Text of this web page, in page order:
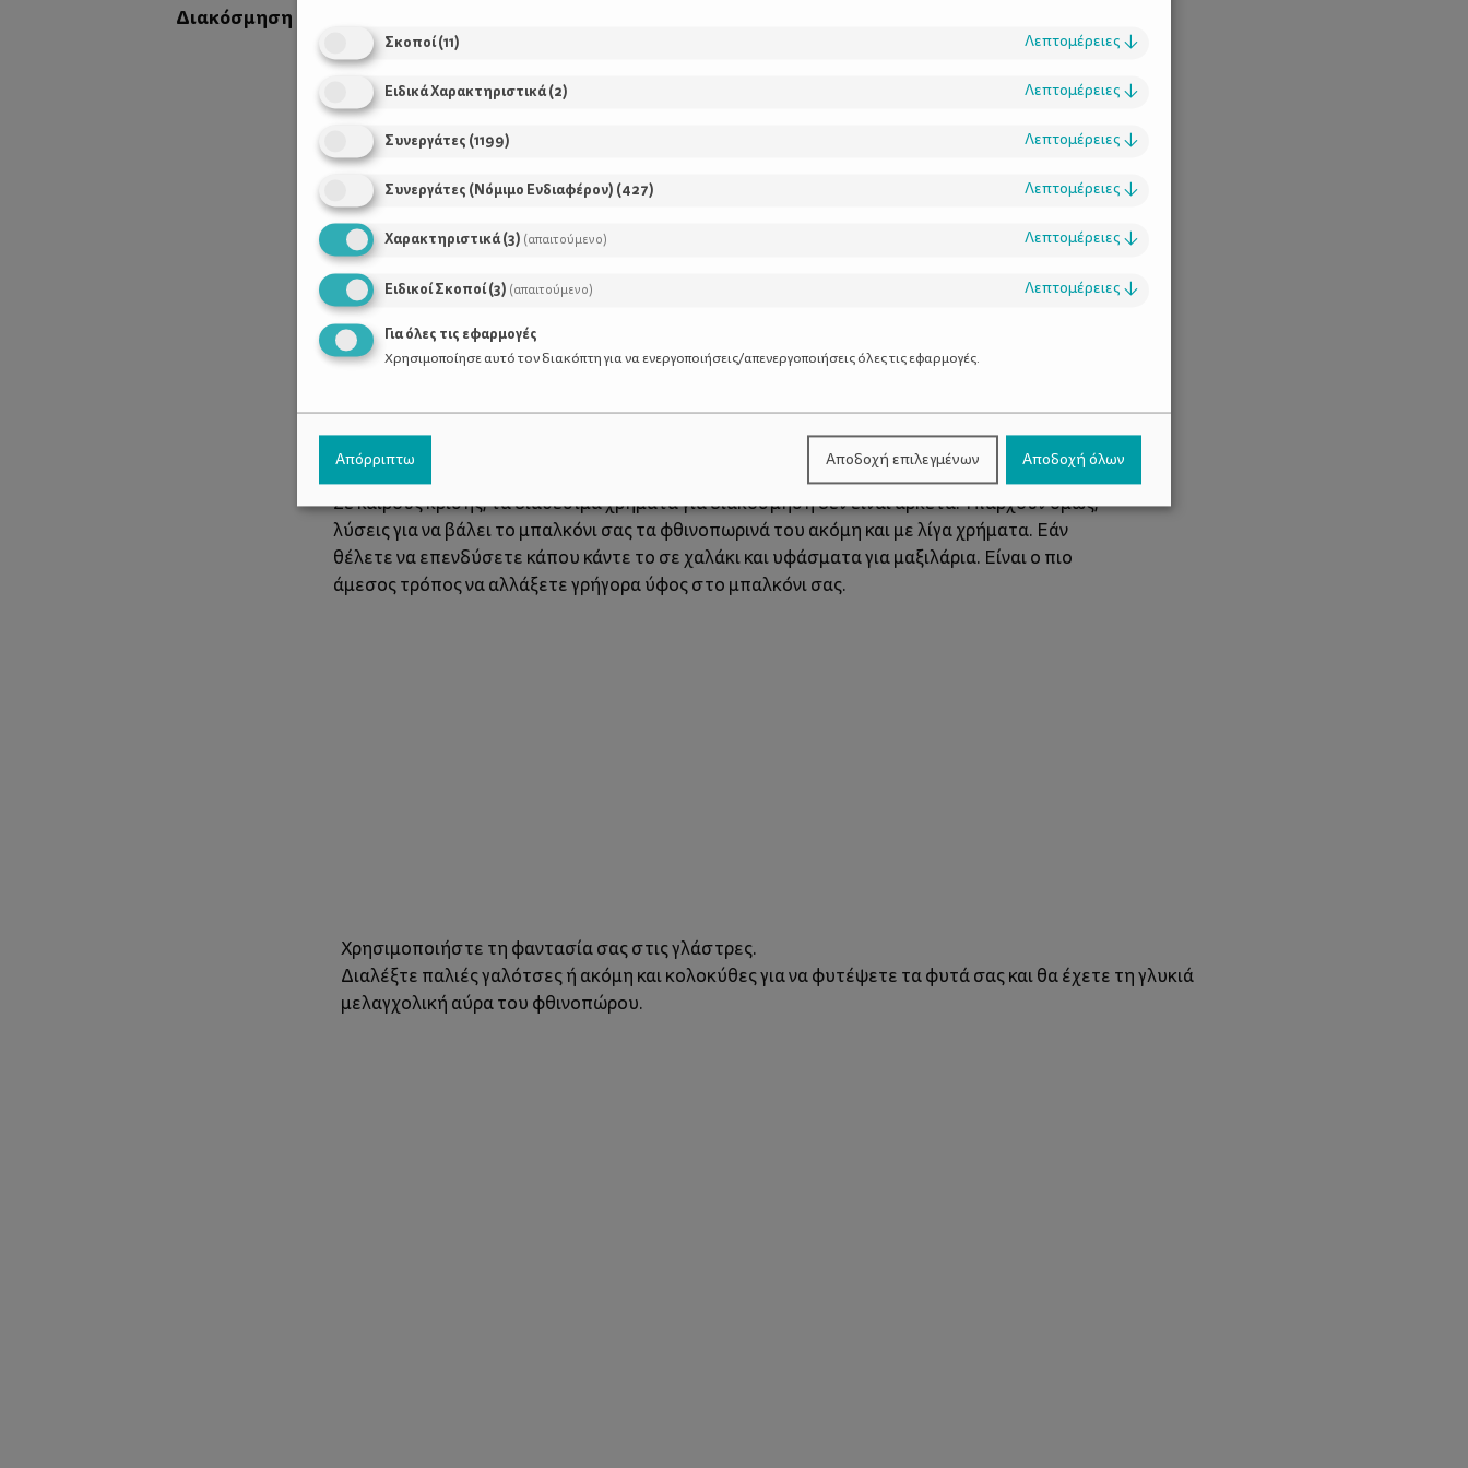
Διακόσμηση
Σε καιρούς κρίσης, τα διαθέσιμα χρήματα για διακόσμηση δεν είναι αρκετά. Υπάρχουν όμως,
λύσεις για να βάλει το μπαλκόνι σας τα φθινοπωρινά του ακόμη και με λίγα χρήματα. Εάν
θέλετε να επενδύσετε κάπου κάντε το σε χαλάκι και υφάσματα για μαξιλάρια. Είναι ο πιο
άμεσος τρόπος να αλλάξετε γρήγορα ύφος στο μπαλκόνι σας.
Χρησιμοποιήστε τη φαντασία σας στις γλάστρες.
Διαλέξτε παλιές γαλότσες ή ακόμη και κολοκύθες για να φυτέψετε τα φυτά σας και θα έχετε τη γλυκιά
μελαγχολική αύρα του φθινοπώρου.
Σκοποί(11) Λεπτομέρειες ↓
Ειδικά Χαρακτηριστικά(2) Λεπτομέρειες ↓
Συνεργάτες (1199) Λεπτομέρειες ↓
Συνεργάτες (Νόμιμο Ενδιαφέρον) (427) Λεπτομέρειες ↓
Χαρακτηριστικά(3) (απαιτούμενο) Λεπτομέρειες ↓
Ειδικοί Σκοποί(3) (απαιτούμενο) Λεπτομέρειες ↓
Για όλες τις εφαρμογές
Χρησιμοποίησε αυτό τον διακόπτη για να ενεργοποιήσεις/απενεργοποιήσεις όλες τις εφαρμογές.
Απόρριπτω Αποδοχή επιλεγμένων Αποδοχή όλων